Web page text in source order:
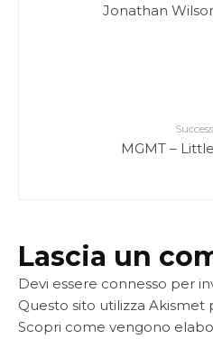
Jonathan
MGMT –
Lascia un
Devi essere connesso per
Questo sito utilizza Akismet
Scopri come vengono